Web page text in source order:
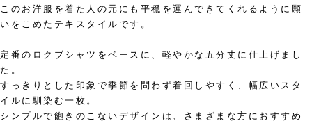
このお洋服を着た人の元にも平穏を運んできてくれるように願
いをこめたテキスタイルです。
定番のロクブシャツをベースに、軽やかな五分丈に仕上げまし
た。
すっきりとした印象で季節を問わず着回しやすく、幅広いスタ
イルに馴染む一枚。
シンプルで飽きのこないデザインは、さまざまな方におすすめ